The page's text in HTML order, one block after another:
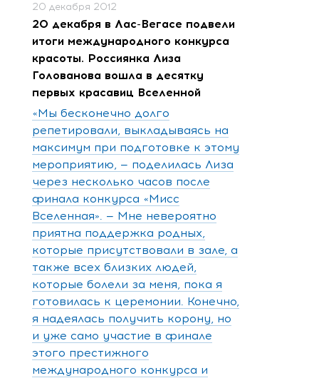
20 декабря 2012
20 декабря в Лас-Вегасе подвели
итоги международного конкурса
красоты. Россиянка Лиза
Голованова вошла в десятку
первых красавиц Вселенной
«Мы бесконечно долго
репетировали, выкладываясь на
максимум при подготовке к этому
мероприятию, — поделилась Лиза
через несколько часов после
финала конкурса «Мисс
Вселенная». — Мне невероятно
приятна поддержка родных,
которые присутствовали в зале, а
также всех близких людей,
которые болели за меня, пока я
готовилась к церемонии. Конечно,
я надеялась получить корону, но
и уже само участие в финале
этого престижного
международного конкурса и